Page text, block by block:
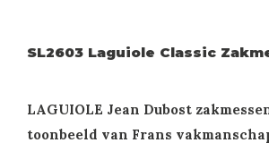
SL2603 Laguiole Classic
LAGUIOLE Jean Dubost
toonbeeld van Frans